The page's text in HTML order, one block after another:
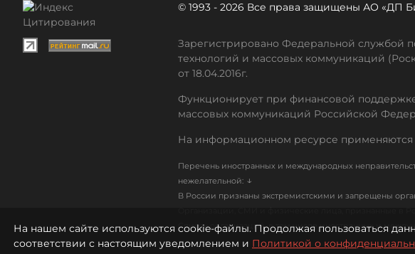
© 1993 - 2026 Все права защищены АО «ДП
Зарегистрировано Федеральной службой
технологий и массовых коммуникаций
от 18.04.2016г.
Функционирует при финансовой
массовых коммуникаций Российской
На информационном ресурсе
Перечень иностранных и международных
нежелательной: ↓
В России признаны экстремистскими и запрещены
Список организаций, в том числе иностранных и
На нашем сайте используются cookie-файлы. Продолжая пользоваться
соответствии с настоящим уведомлением и Политикой о